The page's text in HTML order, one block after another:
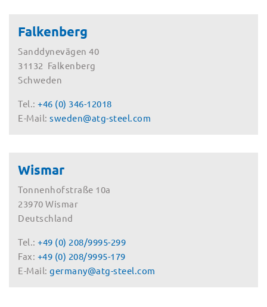
Falkenberg
Sanddynevägen 40
31132 Falkenberg
Schweden
Tel.: +46 (0) 346-12018
E-Mail: sweden@atg-steel.com
Wismar
Tonnenhofstraße 10a
23970 Wismar
Deutschland
Tel.: +49 (0) 208/9995-299
Fax: +49 (0) 208/9995-179
E-Mail: germany@atg-steel.com